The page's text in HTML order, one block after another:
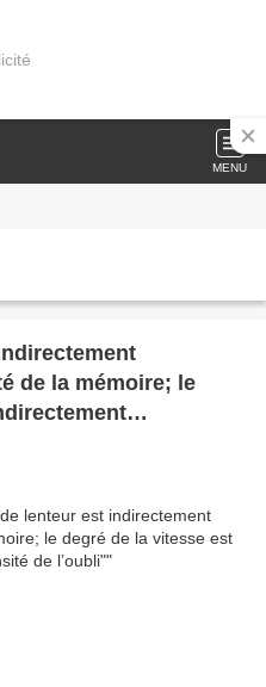
MENU
de la mémoire; le
de l’oubli"